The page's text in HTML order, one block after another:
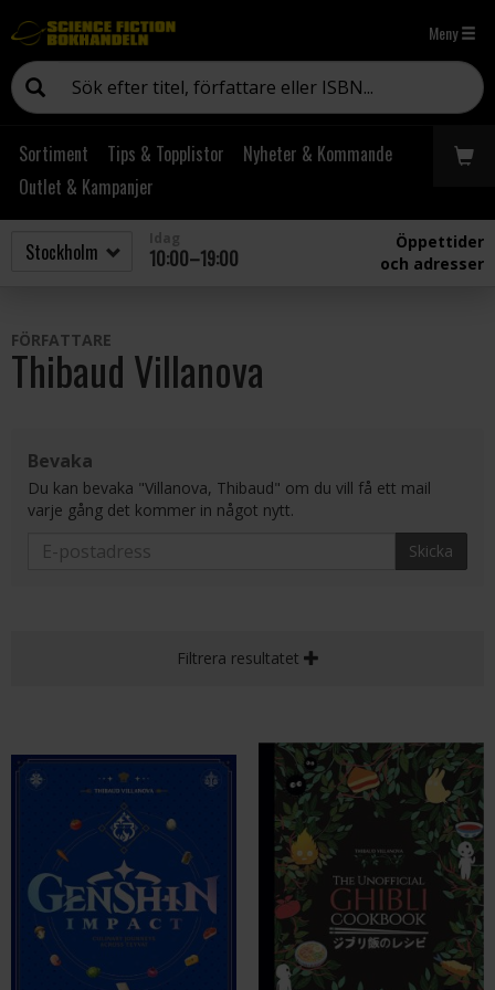
Meny
Sortiment Tips & Topplistor
Nyheter & Kommande
Outlet & Kampanjer
10:00–19:00
Öppettider
och adresser
FÖRFATTARE
Thibaud Villanova
Bevaka
Du kan bevaka "Villanova, Thibaud" om du vill få ett mail
varje gång det kommer in något nytt.
Skicka
Filtrera resultatet